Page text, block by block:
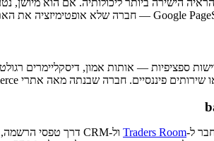
Traders Room